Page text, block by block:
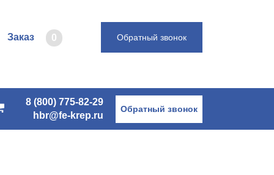
Заказ 0 Обратный звонок
8 (800) 775-82-29
hbr@fe-krep.ru
Обратный звонок